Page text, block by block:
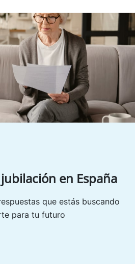
en España
que estás buscando
para tu futuro